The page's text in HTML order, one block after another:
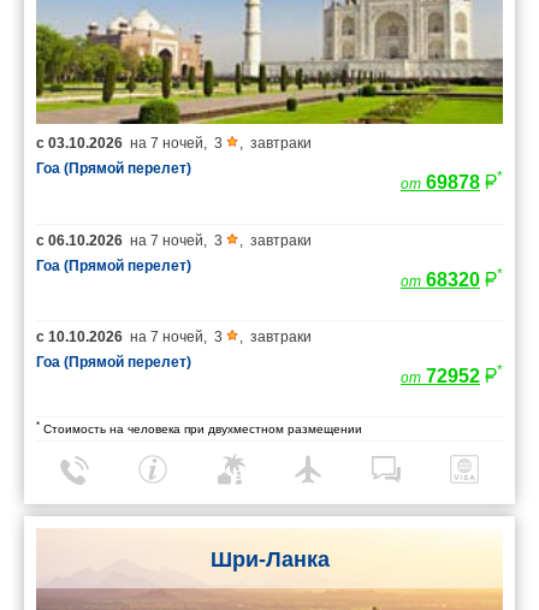
с 03.10.2026 на 7 ночей, 3 , завтраки
Гоа (Прямой перелет)
от 69878 *
с 06.10.2026 на 7 ночей, 3 , завтраки
Гоа (Прямой перелет)
от 68320 *
с 10.10.2026 на 7 ночей, 3 , завтраки
Гоа (Прямой перелет)
от 72952 *
* Стоимость на человека при двухместном размещении
Шри-Ланка